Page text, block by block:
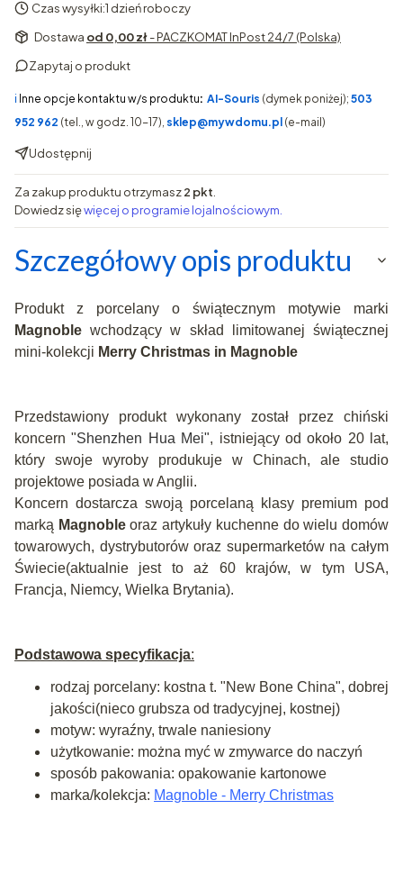
Czas wysyłki:1 dzień roboczy
Dostawa od 0,00 zł- PACZKOMAT InPost 24/7 (Polska)
Zapytaj o produkt
ℹ️ Inne opcje kontaktu w/s produktu: AI-Souris (dymek poniżej); 503
952 962 (tel., w godz. 10-17), sklep@mywdomu.pl (e-mail)
Udostępnij
Za zakup produktu otrzymasz2 pkt
Dowiedz sięwięcej o programie lojalnościowym.
Szczegółowy opis produktu
Produkt z porcelany o świątecznym motywie marki
Magnoble wchodzący w skład limitowanej świątecznej
mini-kolekcji Merry Christmas in Magnoble
Przedstawiony produkt wykonany został przez chiński
koncern "Shenzhen Hua Mei", istniejący od około 20 lat,
który swoje wyroby produkuje w Chinach, ale studio
projektowe posiada w Anglii.
Koncern dostarcza swoją porcelaną klasy premium pod
marką Magnobleoraz artykuły kuchenne do wielu domów
towarowych, dystrybutorów oraz supermarketów na całym
Świecie(aktualnie jest to aż 60 krajów, w tym USA,
Francja, Niemcy, Wielka Brytania).
Podstawowa specyfikacja:
rodzaj porcelany: kostna t. "New Bone China", dobrej
jakości(nieco grubsza od tradycyjnej, kostnej)
motyw: wyraźny, trwale naniesiony
użytkowanie: można myć w zmywarce do naczyń
sposób pakowania: opakowanie kartonowe
marka/kolekcja: Magnoble - Merry Christmas